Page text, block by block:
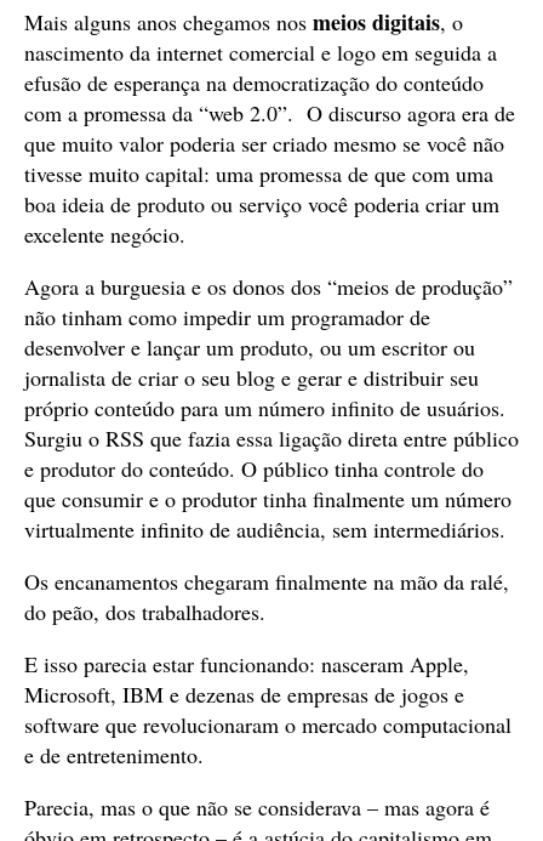
Mais alguns anos chegamos nos meios digitais, o
nascimento da internet comercial e logo em seguida a
efusão de esperança na democratização do conteúdo
com a promessa da “web 2.0”. O discurso agora era de
que muito valor poderia ser criado mesmo se você não
tivesse muito capital: uma promessa de que com uma
boa ideia de produto ou serviço você poderia criar um
excelente negócio.
Agora a burguesia e os donos dos “meios de produção”
não tinham como impedir um programador de
desenvolver e lançar um produto, ou um escritor ou
jornalista de criar o seu blog e gerar e distribuir seu
próprio conteúdo para um número infinito de usuários.
Surgiu o RSS que fazia essa ligação direta entre público
e produtor do conteúdo. O público tinha controle do
que consumir e o produtor tinha finalmente um número
virtualmente infinito de audiência, sem intermediários.
Os encanamentos chegaram finalmente na mão da ralé,
do peão, dos trabalhadores.
E isso parecia estar funcionando: nasceram Apple,
Microsoft, IBM e dezenas de empresas de jogos e
software que revolucionaram o mercado computacional
e de entretenimento.
Parecia, mas o que não se considerava – mas agora é